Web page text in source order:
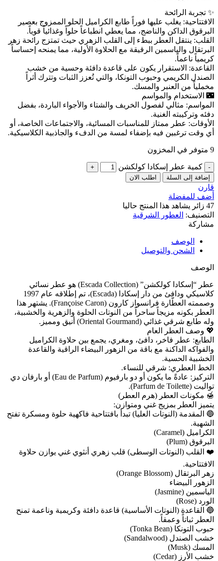
✨ تجربة الرائحة
الافتتاحية: يغلب عليها فوراً طابع الكراميل الحلو الممزوج بعصير
البرقوق الداكن والناضج، مما يعطي انطباعاً حلواً وغذائياً قوياً.
القلب: ينتقل العطر ببطء إلى القلب الزهري حيث تمتزج رائحة زهر
البرتقال والياسمين الرقيقة مع الحلاوة الأولية، مما يمنحه إحساساً
كريمياً ناعماً.
القاعدة: الاستقرار يكون على قاعدة دافئة وحسية من خشب
الصندل الكريمي وحبوب التونكا، والتي تُعزز الثبات وتترك أثراً
مخملياً من العنبر والمسك.
🌃 الاستخدام والمواسم
المواسم: مثالي لفصول الخريف والشتاء والأجواء الباردة، بفضل
دفئه وتركيبته الغنية.
الأوقات: عطر ممتاز للمناسبات المسائية، والاجتماعات الخاصة، أو
أي وقت ترغبين فيه بإضفاء لمسة من الدفء والجاذبية الكلاسيكية.
9 متوفر في المخزون
كمية عطر إسكادا كولكشن
إضافة إلى السلة اطلب الان
قارن
أضف للمفضلة
47 زائر يشاهد هذا المنتج حاليا
التصنيف: العطور الشرقية
مشاركة
الوصف
الشحن والتوصيل
الوصف
عطر “إسكادا كولكشن” (Escada Collection) هو عطر نسائي
كلاسيكي ودافئ من دار إسكادا (Escada)، تم إطلاقه عام 1997
وصممته العطّارة فرانسواز كارون (Françoise Caron). يشتهر هذا
العطر بكونه مزيجاً ساحراً من النوتات الحلوة والزهرية والخشبية،
وله طابع شرقي غذائي (Oriental Gourmand) أنيق ومميز.
💖 وصف العطر العام
الطابع: عطر فاخر، دافئ، ومغري، يجمع بين حلاوة الكراميل
والفواكه الداكنة مع باقة من الزهور البيضاء الراقية والقاعدة
الخشبية الحسية.
الخط العطري: شرقي للنساء.
التركيز: عادةً ما يكون أو دو بارفيوم (Eau de Parfum) أو بارفان دي
تواليت (Parfum de Toilette).
🍯 مكونات العطر (هرم العطر)
يتميز العطر بمزيج غني ومتوازن:
🔵 المقدمة (النوتات العليا) تبدأ بافتتاحية فاكهية حلوة ومسكرة تفتح
الشهية.
الكراميل (Caramel)
البرقوق (Plum)
❤️ القلب (النوتات الوسطى) قلب زهري أنثوي غني يوازن حلاوة
الافتتاحية.
زهر البرتقال (Orange Blossom)
الزهور البيضاء
الياسمين (Jasmine)
الورد (Rose)
🔵 القاعدة (النوتات الأساسية) قاعدة دافئة وكريمية وناعمة تمنح
العطر ثباتاً وعمقاً.
حبوب التونكا (Tonka Bean)
خشب الصندل (Sandalwood)
المسك (Musk)
خشب الأرز (Cedar)